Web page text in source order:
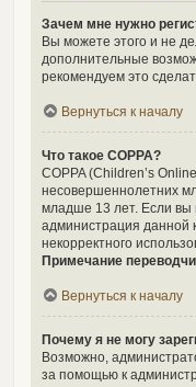
Зачем мне нужно
Вы можете этого и не
дополнительные
рекомендуем это
Вернуться к началу
Что такое COPPA?
COPPA (Children’s
несовершеннолетних
младше 13 лет. Если вы
администрация данной
некорректного
Примечание
Вернуться к началу
Почему я не могу
Возможно,
за помощью к